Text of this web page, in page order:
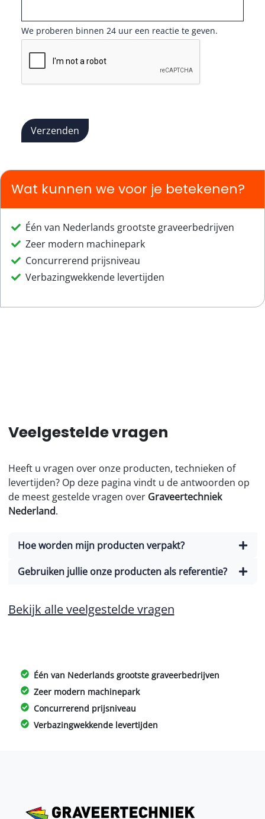
We proberen binnen 24 uur een reactie te geven.
Verzenden
Wat kunnen we voor je betekenen?
Één van Nederlands grootste graveerbedrijven
Zeer modern machinepark
Concurrerend prijsniveau
Verbazingwekkende levertijden
Veelgestelde vragen
Heeft u vragen over onze producten, technieken of
levertijden? Op deze pagina vindt u de antwoorden op
de meest gestelde vragen over Graveertechniek
Nederland.
Hoe worden mijn producten verpakt?
Gebruiken jullie onze producten als referentie?
Bekijk alle veelgestelde vragen
Één van Nederlands grootste graveerbedrijven
Zeer modern machinepark
Concurrerend prijsniveau
Verbazingwekkende levertijden